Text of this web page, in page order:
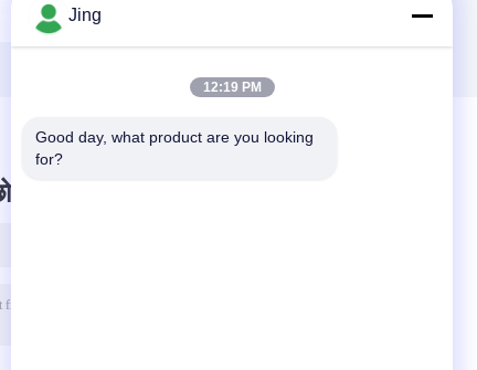
स्टेशनों और चेन ड्राइव
के साथ स्टील छत शीट के
की मशीन
दो
Jing
12:19 PM
Good day, what product are you looking
for?